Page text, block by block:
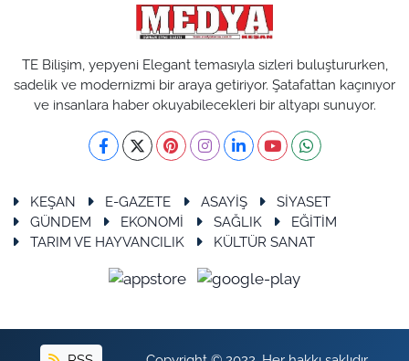
TE Bilişim, yepyeni Elegant temasıyla sizleri buluştururken,
sadelik ve modernizmi bir araya getiriyor. Şatafattan kaçınıyor
ve insanlara haber okuyabilecekleri bir altyapı sunuyor.
KEŞAN E-GAZETE ASAYİŞ
SİYASET
GÜNDEM
EKONOMİ SAĞLIK
EĞİTİM
TARIM VE HAYVANCILIK
KÜLTÜR SANAT